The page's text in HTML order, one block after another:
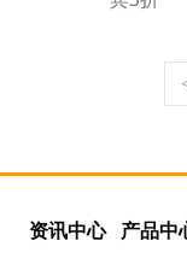
资讯中心 产品中